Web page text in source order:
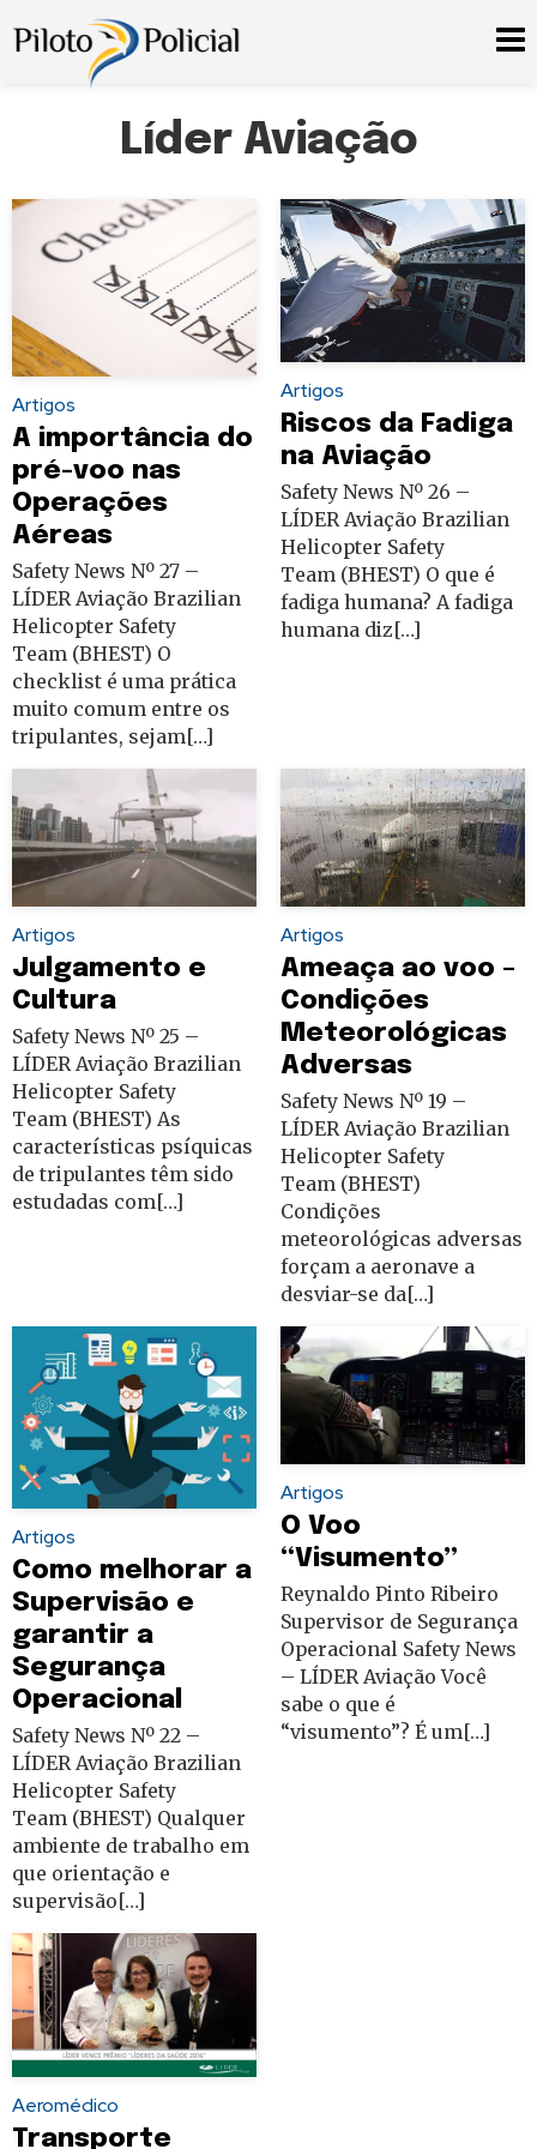
Líder Aviação
Artigos
A importância do
pré-voo nas
Operações
Aéreas
Safety News Nº 27 –
LÍDER Aviação Brazilian
Helicopter Safety
Team (BHEST) O
checklist é uma prática
muito comum entre os
tripulantes, sejam[…]
Artigos
Riscos da Fadiga
na Aviação
Safety News Nº 26 –
LÍDER Aviação Brazilian
Helicopter Safety
Team (BHEST) O que é
fadiga humana? A fadiga
humana diz[…]
Artigos
Julgamento e
Cultura
Safety News Nº 25 –
LÍDER Aviação Brazilian
Helicopter Safety
Team (BHEST) As
características psíquicas
de tripulantes têm sido
estudadas com[…]
Artigos
Ameaça ao voo –
Condições
Meteorológicas
Adversas
Safety News Nº 19 –
LÍDER Aviação Brazilian
Helicopter Safety
Team (BHEST)
Condições
meteorológicas adversas
forçam a aeronave a
desviar-se da[…]
Artigos
Como melhorar a
Supervisão e
garantir a
Segurança
Operacional
Safety News Nº 22 –
LÍDER Aviação Brazilian
Helicopter Safety
Team (BHEST) Qualquer
ambiente de trabalho em
que orientação e
supervisão[…]
Artigos
O Voo
“Visumento”
Reynaldo Pinto Ribeiro
Supervisor de Segurança
Operacional Safety News
– LÍDER Aviação Você
sabe o que é
“visumento”? É um[…]
Aeromédico
Transporte